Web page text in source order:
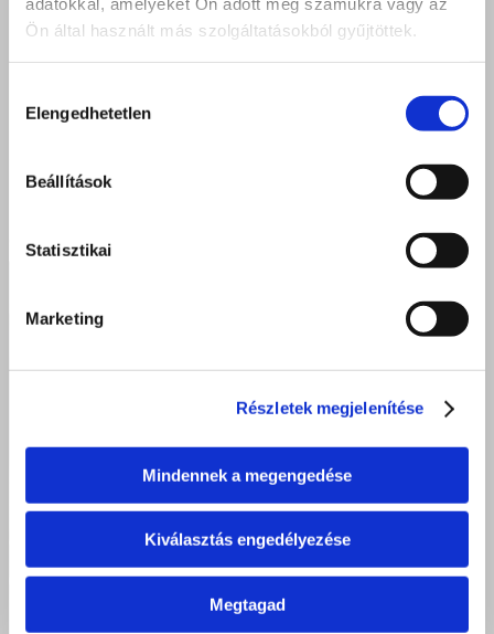
Ön által használt más szolgáltatásokból gyűjtöttek.
kiválasztása
Elengedhetetlen
Beállítások
Statisztikai
Marketing
Részletek megjelenítése
Mindennek a megengedése
Kiválasztás engedélyezése
Megtagad